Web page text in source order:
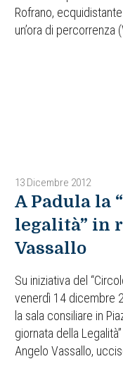
Rofrano,
un’ora di percorrenza
13 Dicembre 2012
A Padula la
legalità” in
Vassallo
Su iniziativa del
venerdì 14 dicembre
la sala consiliare in
giornata della
Angelo Vassallo,